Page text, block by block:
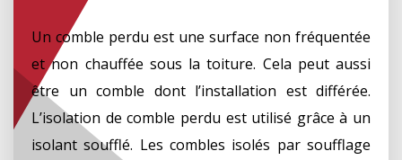
Un comble perdu est une surface non fréquentée
et non chauffée sous la toiture. Cela peut aussi
être un comble dont l’installation est différée.
L’isolation de comble perdu est utilisé grâce à un
isolant soufflé. Les combles isolés par soufflage